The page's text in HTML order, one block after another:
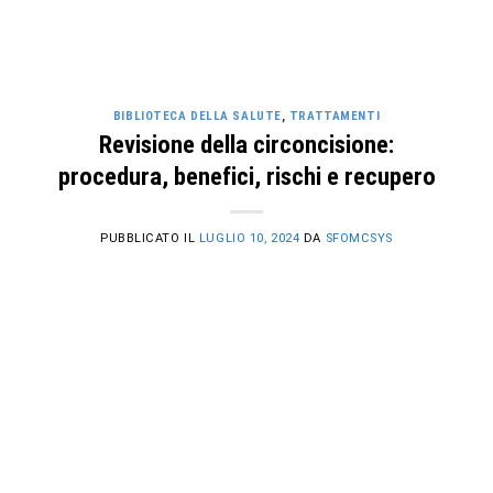
BIBLIOTECA DELLA SALUTE, TRATTAMENTI
Revisione della circoncisione:
procedura, benefici, rischi e recupero
PUBBLICATO IL LUGLIO 10, 2024 DA SFOMCSYS